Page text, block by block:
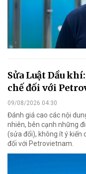
Sửa Luật Dầu
chế đối với
09/08/2026 04:30
Đánh giá cao các nội
nhiên, bên cạnh những
(sửa đổi), không ít ý kiến
đối với Petrovietnam.